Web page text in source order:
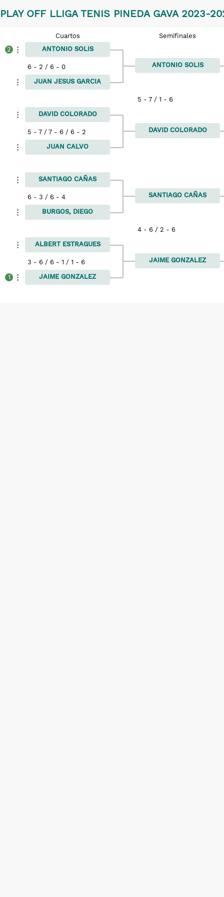
PLAY OFF LLIGA TENIS PINEDA GAVA 2023-
Cuartos
Semifinales
2
ANTONIO SOLIS
JUAN JESUS GARCIA
6 - 2 / 6 - 0
DAVID COLORADO
JUAN CALVO
5 - 7 / 7 - 6 / 6 - 2
SANTIAGO CAÑAS
BURGOS, DIEGO
6 - 3 / 6 - 4
ALBERT ESTRAGUES
1 JAIME GONZALEZ
3 - 6 / 6 - 1 / 1 - 6
ANTONIO SOLIS
DAVID COLORADO
5 - 7 / 1 - 6
SANTIAGO CAÑAS
JAIME GONZALEZ
4 - 6 / 2 - 6